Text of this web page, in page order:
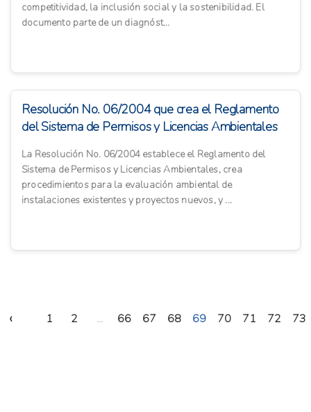
competitividad, la inclusión social y la sostenibilidad. El
documento parte de un diagnóst...
Resolución No. 06/2004 que crea el Reglamento
del Sistema de Permisos y Licencias Ambientales
La Resolución No. 06/2004 establece el Reglamento del
Sistema de Permisos y Licencias Ambientales, crea
procedimientos para la evaluación ambiental de
instalaciones existentes y proyectos nuevos, y ...
‹ 1 2 ... 66 67 68 69 70 71 72 73